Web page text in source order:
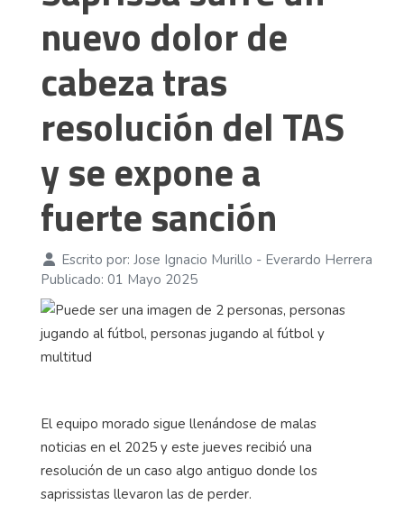
nuevo dolor de
cabeza tras
resolución del TAS
y se expone a
fuerte sanción
Escrito por: Jose Ignacio Murillo - Everardo Herrera
Publicado: 01 Mayo 2025
El equipo morado sigue llenándose de malas
noticias en el 2025 y este jueves recibió una
resolución de un caso algo antiguo donde los
saprissistas llevaron las de perder.